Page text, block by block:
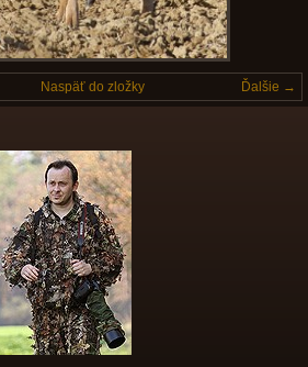
Ďalšie →
Naspäť do zložky